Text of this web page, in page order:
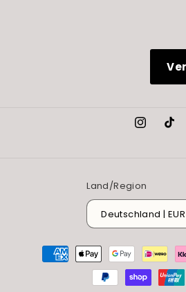
Instagram
Land/Region
Zahlungsmethoden